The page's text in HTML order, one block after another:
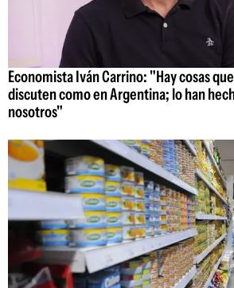
Economista Iván Carrino: "Hay cosas
discuten como en Argentina; lo han
nosotros"